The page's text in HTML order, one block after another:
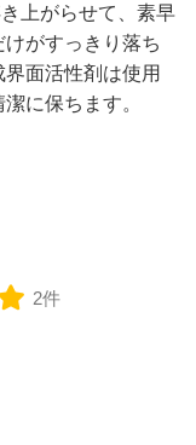
上がらせて、素早
がすっきり落ち
面活性剤は使用
に保ちます。
2件